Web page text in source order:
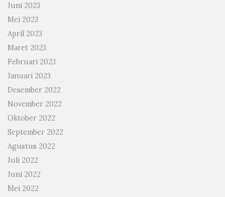
Juni 2023
Mei 2023
April 2023
Maret 2023
Februari 2023
Januari 2023
Desember 2022
November 2022
Oktober 2022
September 2022
Agustus 2022
Juli 2022
Juni 2022
Mei 2022